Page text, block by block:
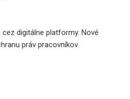
digitálne platformy. Nové
práv pracovníkov.